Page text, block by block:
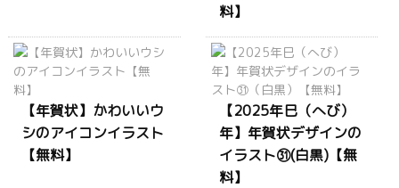
料】
【年賀状】かわいいウ
シのアイコンイラスト
【無料】
【2025年巳（へび）
年】年賀状デザインの
イラスト㉛(白黒)【無
料】